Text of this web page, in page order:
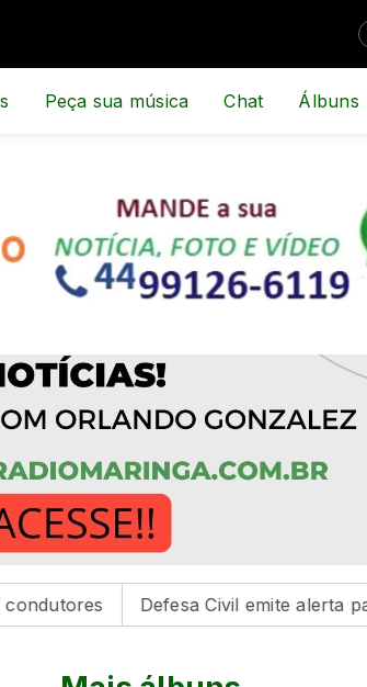
Peça sua música Chat Álbuns
Defesa Civil emite alerta para risco